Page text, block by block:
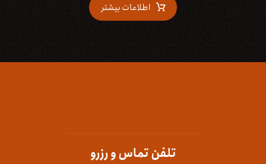
اطلاعات بیشتر
تلفن تماس و رزرو